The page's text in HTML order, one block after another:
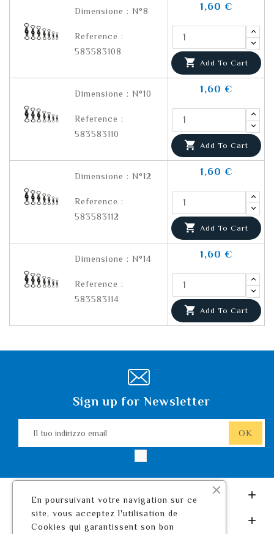
Dimensione : N°8
Reference :
583583108
1,60 €
 Add To Cart
Dimensione : N°10
Reference :
583583110
1,60 €
 Add To Cart
Dimensione : N°12
Reference :
583583112
1,60 €
 Add To Cart
Dimensione : N°14
Reference :
583583114
1,60 €
 Add To Cart
Sign up for Newsletter

Il Tuo Account 
En poursuivant votre navigation sur ce
site, vous acceptez l'utilisation de
Cookies qui garantissent son bon